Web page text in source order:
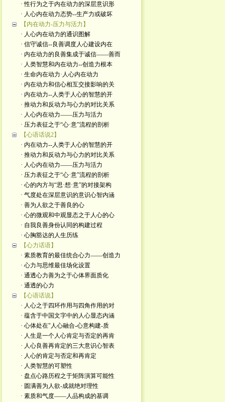
· 性行为之于内在动力的深层意识形
· 人心内在动力态势--生产力或破坏
【内在动力-压力与活力】
· 人心内在动力的通识图解
· 信守诚信--良善调度人心建设内在
· 内在动力的良善集成于诚信——善而
· 人类智慧和内在动力--创造力根本
· 生命内在动力·人心内在动力
· 内在动力和信心相互交接影响的关
· 内在动力--人类于人心的智慧的开
· 推动力和反动力与心力的对比关系
· 人心内在动力——压力与活力
· 压力表征之于“心·意”流程的剖析
【心语话说2】
· 内在动力--人类于人心的智慧的开
· 推动力和反动力与心力的对比关系
· 人心内在动力——压力与活力
· 压力表征之于“心·意”流程的剖析
· 心的内方与“思·想·意”的对接架构
· 气度处在深层意识的意识心智内涵
· 善为人欲之于善良的心
· 心的微观和中观显态之于人心的心
· 自我良善身份认同的构建过程
· 心胸豁达的人生历练
【心力话语】
· 素质教育的最佳统合心力——创造力
· 心力与思维最佳场化设置
· 通透心力善为之于心体界面质化
· 通透的心力
【心语话说】
· 人心之于四环作用与四角作用的对
· 蕴含于中国文字中的人心显态内涵
· 心体处在"人心融合-心意构建-质
· 人生是一个人心肯定与否定的再肯
· 人心良善再肯定的三大意识心智表
· 人心的肯定与否定和再肯定
· 人类智慧的可塑性
· 盘点心路历程之于矩阵演算可能性
· 圆满善为人欲-成就绝对理性
· 素质和气度——人品构成的基调